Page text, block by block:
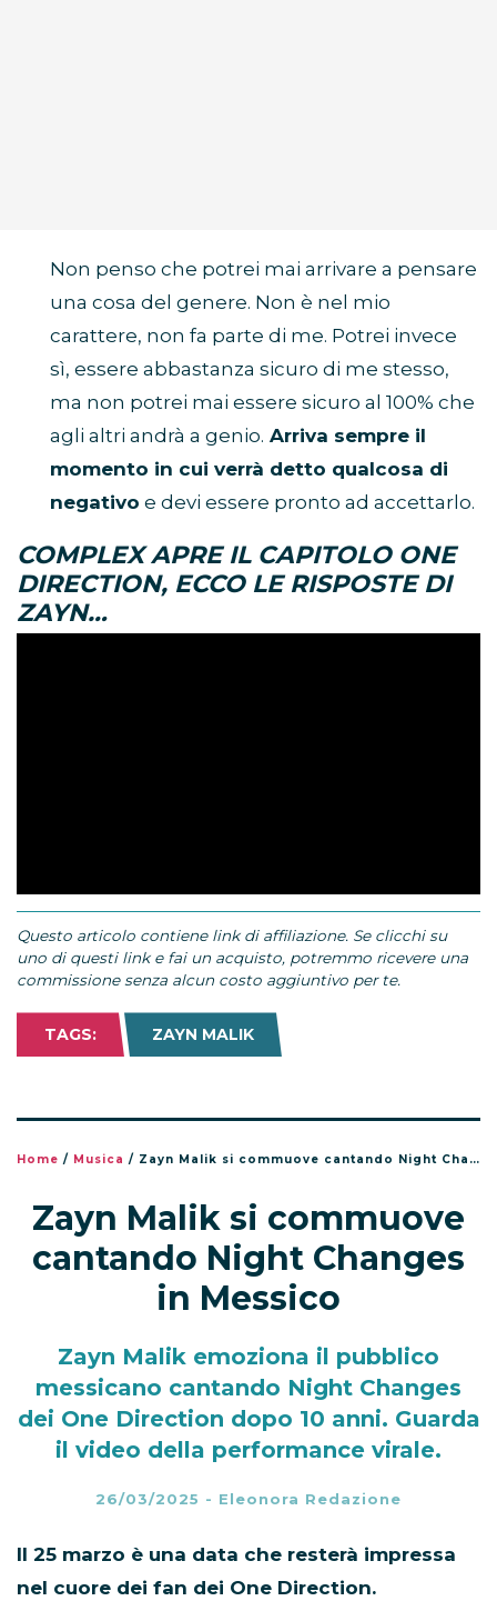
Non penso che potrei mai arrivare a pensare
una cosa del genere. Non è nel mio
carattere, non fa parte di me. Potrei invece
sì, essere abbastanza sicuro di me stesso,
ma non potrei mai essere sicuro al 100% che
agli altri andrà a genio. Arriva sempre il
momento in cui verrà detto qualcosa di
negativo e devi essere pronto ad accettarlo.
COMPLEX APRE IL CAPITOLO ONE
DIRECTION, ECCO LE RISPOSTE DI
ZAYN…
Questo articolo contiene link di affiliazione. Se clicchi su
uno di questi link e fai un acquisto, potremmo ricevere una
commissione senza alcun costo aggiuntivo per te.
TAGS: ZAYN MALIK
Home / Musica / Zayn Malik si commuove cantando Night Changes in Messico
Zayn Malik si commuove
cantando Night Changes
in Messico
Zayn Malik emoziona il pubblico
messicano cantando Night Changes
dei One Direction dopo 10 anni. Guarda
il video della performance virale.
26/03/2025 - Eleonora Redazione
Il 25 marzo è una data che resterà impressa
nel cuore dei fan dei One Direction.